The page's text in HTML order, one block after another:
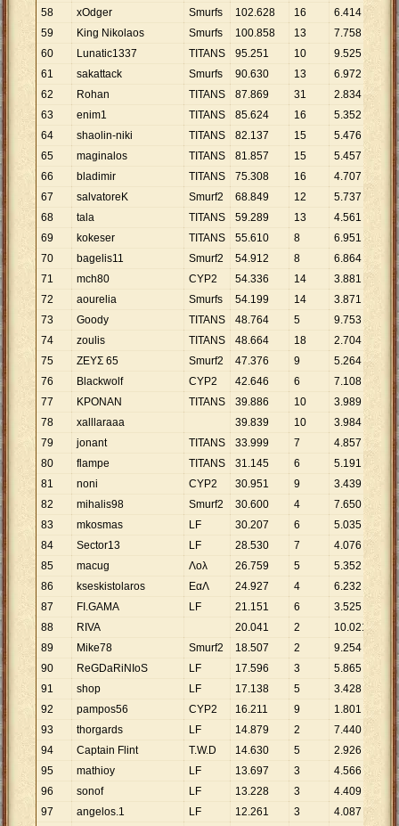
58
xOdger Smurfs 102.628 16 6.414
59
King Nikolaos Smurfs 100.858 13 7.758
60
Lunatic1337 TITANS 95.251 10 9.525
61
sakattack Smurfs 90.630 13 6.972
62
Rohan TITANS 87.869 31 2.834
63
enim1 TITANS 85.624 16 5.352
64
shaolin-niki TITANS 82.137 15 5.476
65
maginalos TITANS 81.857 15 5.457
66
bladimir TITANS 75.308 16 4.707
67
salvatoreK Smurf2 68.849 12 5.737
68
tala TITANS 59.289 13 4.561
69
kokeser TITANS 55.610 8 6.951
70
bagelis11 Smurf2 54.912 8 6.864
71
mch80 CYP2 54.336 14 3.881
72
aourelia Smurfs 54.199 14 3.871
73
Goody TITANS 48.764 5 9.753
74
zoulis TITANS 48.664 18 2.704
75
ΖΕΥΣ 65 Smurf2 47.376 9 5.264
76
Blackwolf CYP2 42.646 6 7.108
77
ΚΡΟΝΑΝ TITANS 39.886 10 3.989
78
xalllaraaa 39.839 10 3.984
79
jonant TITANS 33.999 7 4.857
80
flampe TITANS 31.145 6 5.191
81
noni CYP2 30.951 9 3.439
82
mihalis98 Smurf2 30.600 4 7.650
83
mkosmas LF 30.207 6 5.035
84
Sector13 LF 28.530 7 4.076
85
macug Λολ 26.759 5 5.352
86
kseskistolaros ΕαΛ 24.927 4 6.232
87
FI.GAMA LF 21.151 6 3.525
88
RIVA 20.041 2 10.021
89
Mike78 Smurf2 18.507 2 9.254
90
ReGDaRiNIoS LF 17.596 3 5.865
91
shop LF 17.138 5 3.428
92
pampos56 CYP2 16.211 9 1.801
93
thorgards LF 14.879 2 7.440
94
Captain Flint T.W.D 14.630 5 2.926
95
mathioy LF 13.697 3 4.566
96
sonof LF 13.228 3 4.409
97
angelos.1 LF 12.261 3 4.087